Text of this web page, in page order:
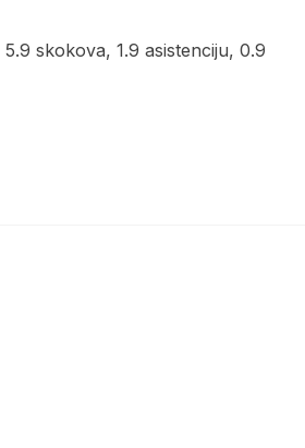
skokova, 1.9 asistenciju, 0.9